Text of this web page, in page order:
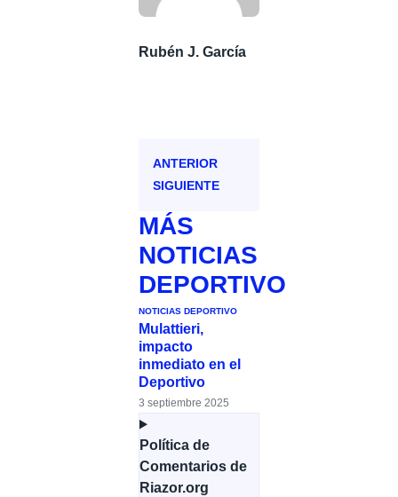
Rubén J. García
ANTERIOR
SIGUIENTE
MÁS
NOTICIAS
DEPORTIVO
NOTICIAS DEPORTIVO
Mulattieri,
impacto
inmediato en el
Deportivo
3 septiembre 2025
Política de
Comentarios de
Riazor.org